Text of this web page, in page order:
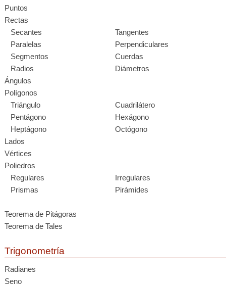
Puntos
Rectas
Secantes
Tangentes
Paralelas
Perpendiculares
Segmentos
Cuerdas
Radios
Diámetros
Ángulos
Polígonos
Triángulo
Cuadrilátero
Pentágono
Hexágono
Heptágono
Octógono
Lados
Vértices
Poliedros
Regulares
Irregulares
Prismas
Pirámides
Teorema de Pitágoras
Teorema de Tales
Trigonometría
Radianes
Seno